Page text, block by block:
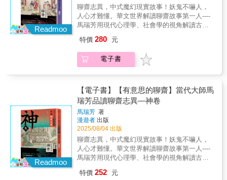
Readmoo
聊齋志異，中式魔幻現實故事！妖鬼不嚇人，
人心才難懂。華文世界解讀聊齋故事第一人----
馬瑞芳用現代心理學、社會學的視角解讀古代
寄託的希望與恐懼、不能明說的苦悶與愛怨。
阿根廷大作家波赫士，日本文豪芥川龍之介，
諾貝爾文學獎得主莫言，寫紅樓夢的曹雪芹，
齋志異》。始終考不上舉人的蒲松齡，在西舖
畢家當私塾老師的時候，把他對現實生活的種
種感懷，藉由神鬼妖狐之口，講各種人世真
實，各種苦悶徬徨以及各種人生智慧，寫成了
《聊齋志異》。「寫鬼寫妖高人一等，刺貪刺
虐入骨三分。」這是大多數古人讀聊齋的感
想。但《聊齋》不只是經典名著，它也是幾百
年前的「黑鏡」、「戀愛實境秀」、「人性觀
察劇」，妖鬼不嚇人，人心才難懂用聊齋打開
現代人的內心劇場◆做聊齋鬼比做人好：為什
特價 280 元
電子書
Readmoo
【電子書】【有意思的聊齋】當代大師馬
瑞芳品讀聊齋志異—神卷
馬瑞芳 著
漫遊者 出版
2025/08/04 出版
聊齋志異，中式魔幻現實故事！妖鬼不嚇人，
人心才難懂。華文世界解讀聊齋故事第一人----
馬瑞芳用現代心理學、社會學的視角解讀古代
寄託的希望與恐懼、不能明說的苦悶與愛怨。
特價 252 元